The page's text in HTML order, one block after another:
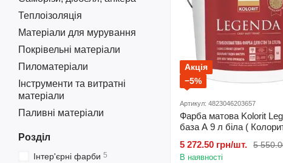
Акція
−5%
Артикул: 4823046203657
Фарба матова Kolorit
база А 9 л біла (
5
5 272.50 грн/шт.
В наявності
Теплоізоляція
Матеріали для мурування
Покрівельні матеріали
Пиломатеріали
Інструменти та витратні
матеріали
Паливні матеріали
Розділ
Інтер'єрні фарби 5